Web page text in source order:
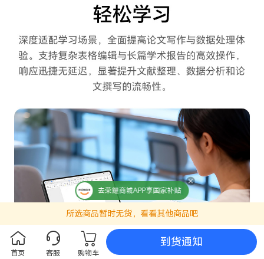
去荣耀商城APP享国家补贴
所选商品暂时无货，看看其他商品吧
首页 客服 购物车
到货通知